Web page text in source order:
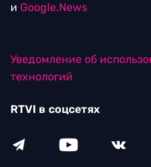
и Google.News
Уведомление об
технологий
RTVI в соцсетях